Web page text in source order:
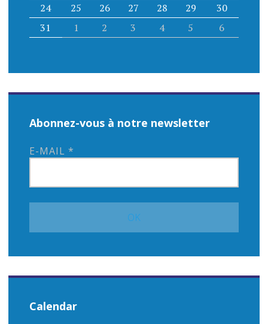
24
25 26 27 28 29
30
31
1 2 3 4 5 6
Abonnez-vous à notre newsletter
E-MAIL *
Calendar